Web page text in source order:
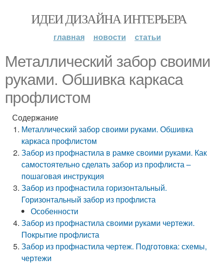
ИДЕИ ДИЗАЙНА ИНТЕРЬЕРА
главная новости статьи
Металлический забор своими
руками. Обшивка каркаса
профлистом
Содержание
Металлический забор своими руками. Обшивка
каркаса профлистом
Забор из профнастила в рамке своими руками. Как
самостоятельно сделать забор из профлиста –
пошаговая инструкция
Забор из профнастила горизонтальный.
Горизонтальный забор из профлиста
Особенности
Забор из профнастила своими руками чертежи.
Покрытие профлиста
Забор из профнастила чертеж. Подготовка: схемы,
чертежи